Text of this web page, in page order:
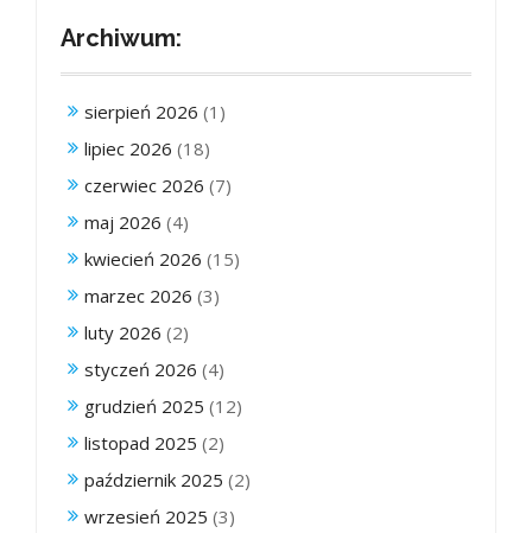
Archiwum:
sierpień 2026 (1)
lipiec 2026 (18)
czerwiec 2026 (7)
maj 2026 (4)
kwiecień 2026 (15)
marzec 2026 (3)
luty 2026 (2)
styczeń 2026 (4)
grudzień 2025 (12)
listopad 2025 (2)
październik 2025 (2)
wrzesień 2025 (3)